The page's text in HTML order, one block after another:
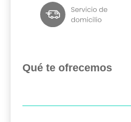
Qué te ofrecemos